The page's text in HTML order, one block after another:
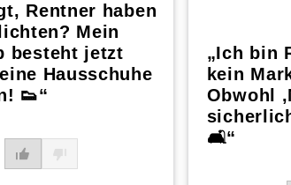
Rentner haben
Mein
besteht jetzt
Hausschuhe
👟“
„Ich bin
kein
Obwohl
🛋️“